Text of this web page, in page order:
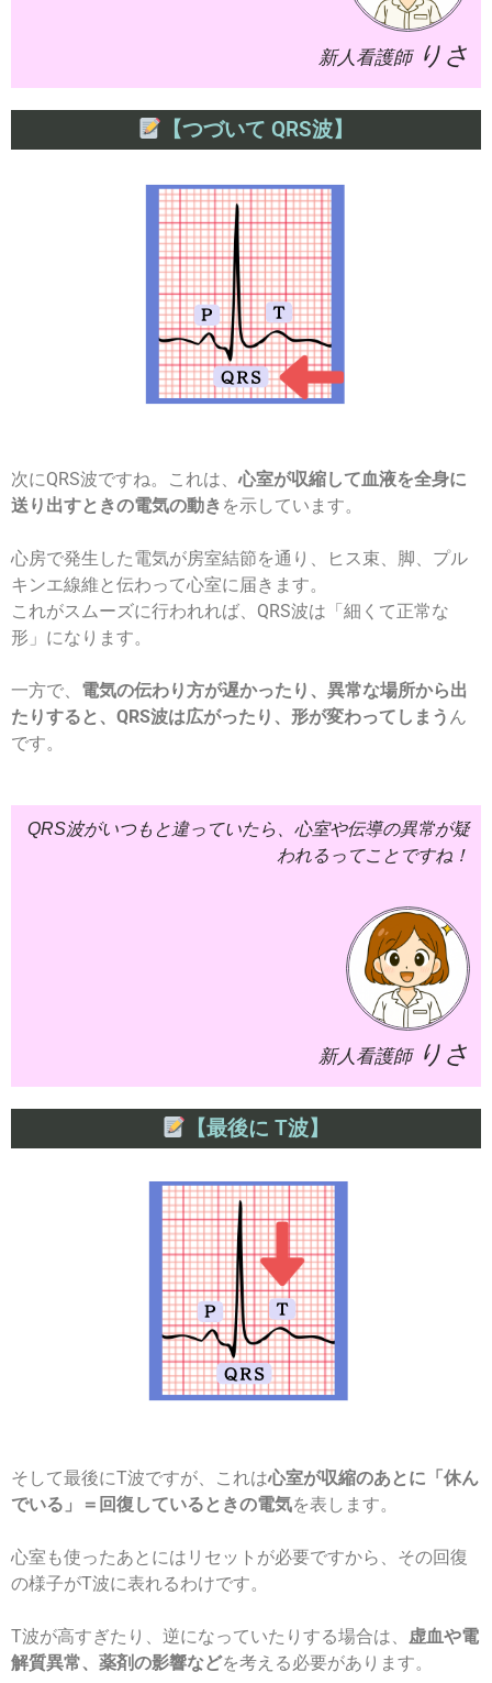
新人看護師 りさ
【つづいて QRS波】
次にQRS波ですね。これは、心室が収縮して血液を全身に
送り出すときの電気の動き を示しています。
心房で発生した電気が房室結節を通り、ヒス束、脚、プル
キンエ線維と伝わって心室に届きます。
これがスムーズに行われれば、QRS波は「細くて正常な
形」になります。
一方で、 電気の伝わり方が遅かったり、異常な場所から出
たりすると、QRS波は広がったり、形が変わってしまう ん
です。
QRS波がいつもと違っていたら、心室や伝導の異常が疑
われるってことですね！
新人看護師 りさ
【最後に T波】
そして最後にT波ですが、これは心室が収縮のあとに「休ん
でいる」＝回復しているときの電気を表します。
心室も使ったあとにはリセットが必要ですから、その回復
の様子がT波に表れるわけです。
T波が高すぎたり、逆になっていたりする場合は、 虚血や電
解質異常、薬剤の影響などを考える必要があります。